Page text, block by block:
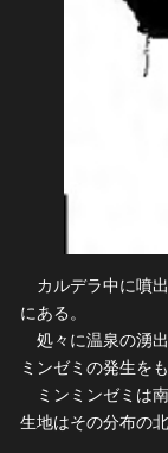
カルデラ中に噴
にある。
処々に温泉の湧
ミンゼミの発生を
ミンミンゼミは
生地はその分布の